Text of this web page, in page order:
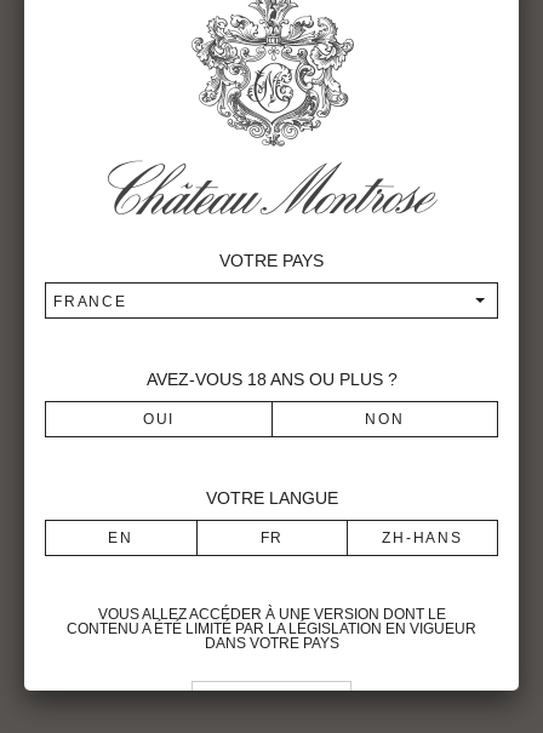
VOTRE PAYS
FRANCE
AVEZ-VOUS 18 ANS OU PLUS ?
VOTRE LANGUE
VOUS ALLEZ ACCÉDER À UNE VERSION DONT LE
CONTENU A ÉTÉ LIMITÉ PAR LA LÉGISLATION EN VIGUEUR
DANS VOTRE PAYS